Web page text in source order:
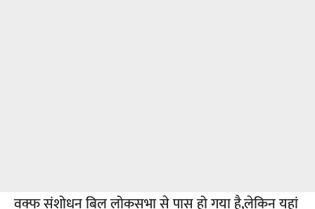
वक्फ संशोधन बिल लोकसभा से पास हो गया है,लेकिन यहां